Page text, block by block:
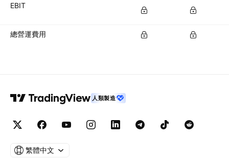
EBIT
總營運費用
人類製造
繁體中文